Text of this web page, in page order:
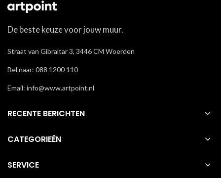
De beste keuze voor jouw muur.
Straat van Gibraltar 3, 3446 CM Woerden
Bel naar: 088 1200 110
Email: info@www.artpoint.nl
RECENTE BERICHTEN
CATEGORIEËN
SERVICE